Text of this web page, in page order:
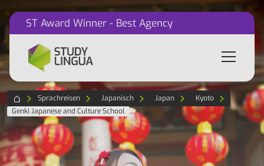
ST Award Winner - Best Agency
Sprachreisen Japanisch Japan
Kyoto
Genki Japanese and Culture School